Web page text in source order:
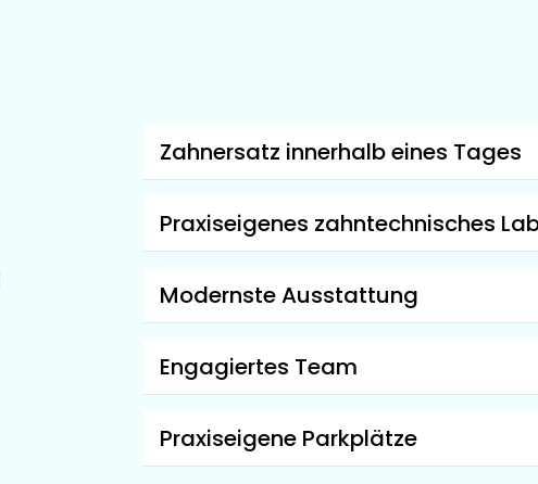
Zahnersatz innerhalb eines Tages
Praxiseigenes zahntechnisches
Modernste Ausstattung
Engagiertes Team
Praxiseigene Parkplätze